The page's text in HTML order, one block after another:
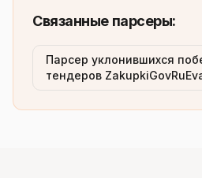
Связанные парсеры:
Парсер уклонившихся
тендеров